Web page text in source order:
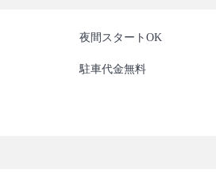
夜間スタートOK
駐車代金無料